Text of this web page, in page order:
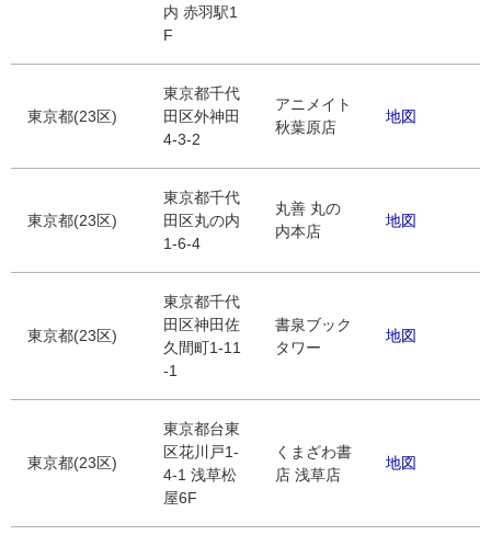
内 赤羽駅1
F
東京都(23区)
東京都千代
田区外神田
4-3-2
アニメイト
秋葉原店
地図
東京都(23区)
東京都千代
田区丸の内
1-6-4
丸善 丸の
内本店
地図
東京都(23区)
東京都千代
田区神田佐
久間町1-11
-1
書泉ブック
タワー
地図
東京都(23区)
東京都台東
区花川戸1-
4-1 浅草松
屋6F
くまざわ書
店 浅草店
地図